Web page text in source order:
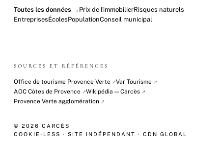
Toutes les données → Prix de l'immobilierRisques naturels
EntreprisesÉcolesPopulationConseil municipal
SOURCES ET RÉFÉRENCES
Office de tourisme Provence Verte ↗Var Tourisme ↗
AOC Côtes de Provence ↗Wikipédia — Carcès ↗
Provence Verte agglomération ↗
© 2026 CARCÈS
COOKIE-LESS · SITE INDÉPENDANT · CDN GLOBAL